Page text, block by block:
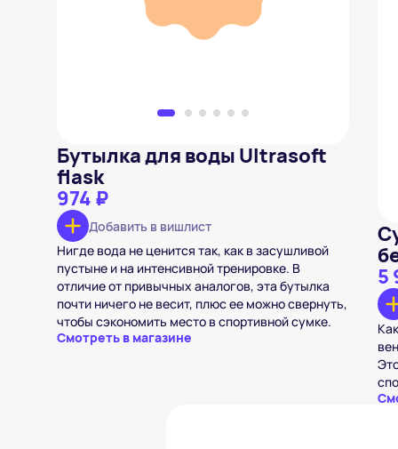
Бутылка для воды Ultrasoft
flask
974 ₽
Добавить в вишлист
Нигде вода не ценится так, как в засушливой
пустыне и на интенсивной тренировке. В
отличие от привычных аналогов, эта бутылка
почти ничего не весит, плюс ее можно свернуть,
чтобы сэкономить место в спортивной сумке.
Смотреть в магазине
5